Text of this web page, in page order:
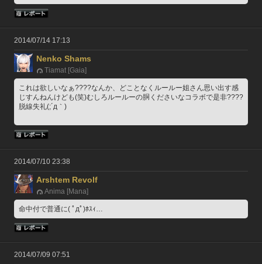
2014/07/14 17:13
Nenko Shams
Tiamat [Gaia]
これは欲しいなぁ????なんか、どことなくルールー姐さん思い出す感
じすんねんけども(笑)むしろルールーの胴くださいなコラボで是非????
脱線失礼(;´д｀)
2014/07/10 23:38
Arshtem Revolf
Anima [Mana]
命中付で普通に( ﾟдﾟ)ﾎｽｨ…
2014/07/09 07:51